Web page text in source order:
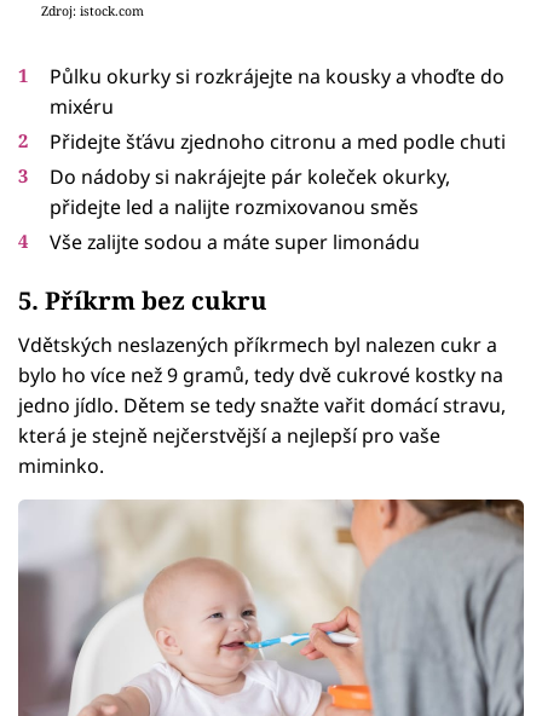
Zdroj: istock.com
Půlku okurky si rozkrájejte na kousky a vhoďte do
mixéru
Přidejte šťávu zjednoho citronu a med podle chuti
Do nádoby si nakrájejte pár koleček okurky,
přidejte led a nalijte rozmixovanou směs
Vše zalijte sodou a máte super limonádu
5. Příkrm bez cukru
Vdětských neslazených příkrmech byl nalezen cukr a
bylo ho více než 9 gramů, tedy dvě cukrové kostky na
jedno jídlo. Dětem se tedy snažte vařit domácí stravu,
která je stejně nejčerstvější a nejlepší pro vaše
miminko.